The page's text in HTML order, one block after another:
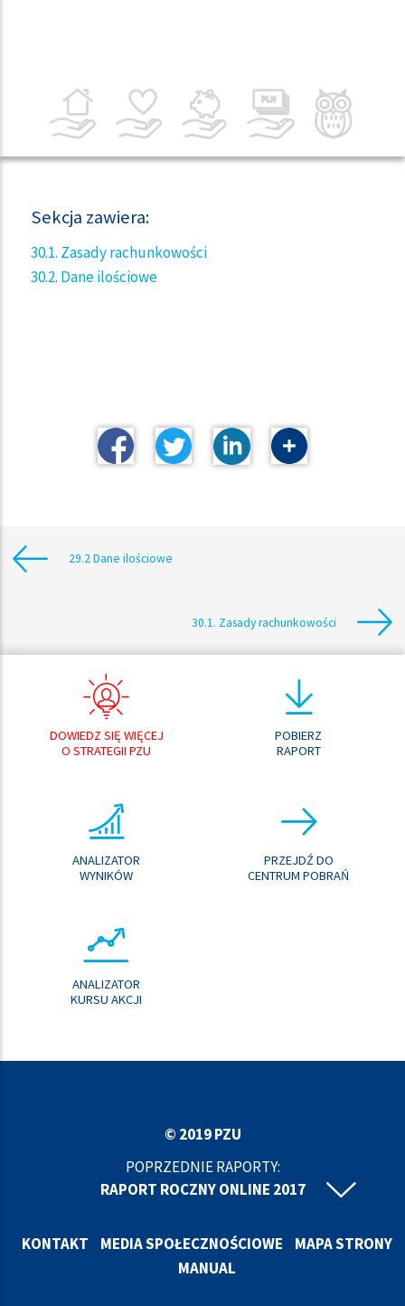
Sekcja zawiera:
30.1. Zasady rachunkowości
30.2. Dane ilościowe
29.2 Dane ilościowe
30.1. Zasady rachunkowości
DOWIEDZ SIĘ WIĘCEJ
O STRATEGII PZU
POBIERZ
RAPORT
ANALIZATOR
WYNIKÓW
PRZEJDŹ DO
CENTRUM POBRAŃ
ANALIZATOR
KURSU AKCJI
© 2019 PZU
POPRZEDNIE RAPORTY:
RAPORT ROCZNY ONLINE 2017
RAPORT ROCZNY ONLINE 2015
RAPORT ROCZNY ONLINE 2013
KONTAKT MEDIA SPOŁECZNOŚCIOWE
MAPA STRONY
MANUAL